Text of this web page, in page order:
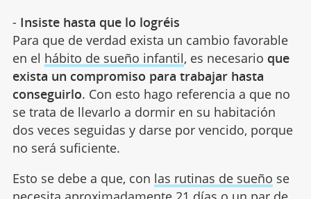
- Insiste hasta que lo logréis
Para que de verdad exista un cambio favorable
en el hábito de sueño infantil, es necesario que
exista un compromiso para trabajar hasta
conseguirlo. Con esto hago referencia a que no
se trata de llevarlo a dormir en su habitación
dos veces seguidas y darse por vencido, porque
no será suficiente.
Esto se debe a que, con las rutinas de sueño se